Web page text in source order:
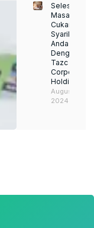
Selesaikan
Masalah
Cukai
Syarikat
Anda
Dengan
Tazc
Corporate
Holding
August 22,
2024